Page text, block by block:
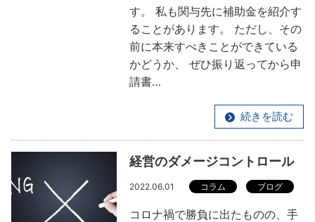
す。 私も関与先に補助金を紹介す
ることがあります。 ただし、その
前に本来すべきことができている
かどうか、 ぜひ振り返ってから申
請書…
続きを読む
経営のダメージコントロール
2022.06.01 コラム ブログ
コロナ禍で勝負に出たものの、手